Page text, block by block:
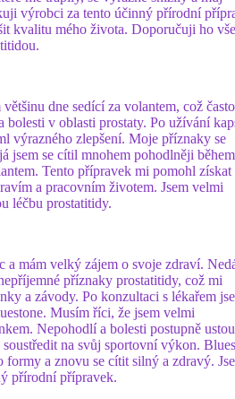
výrobci za tento účinný přírodní
kvalitu mého života. Doporučuji ho
dne sedící za volantem, což často
bolesti v oblasti prostaty. Po užívání
výrazného zlepšení. Moje příznaky se
jsem se cítil mnohem pohodlněji během
Tento přípravek mi pomohl získat
a pracovním životem. Jsem velmi
léčbu prostatitidy.
a mám velký zájem o svoje zdraví.
příznaky prostatitidy, což mi
a závody. Po konzultaci s lékařem
Musím říci, že jsem velmi
Nepohodlí a bolesti postupně
soustředit na svůj sportovní výkon.
formy a znovu se cítit silný a zdravý.
přírodní přípravek.